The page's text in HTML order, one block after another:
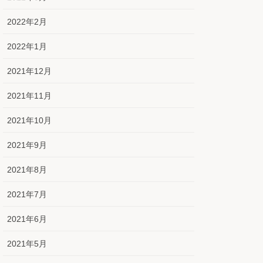
2022年2月
2022年1月
2021年12月
2021年11月
2021年10月
2021年9月
2021年8月
2021年7月
2021年6月
2021年5月